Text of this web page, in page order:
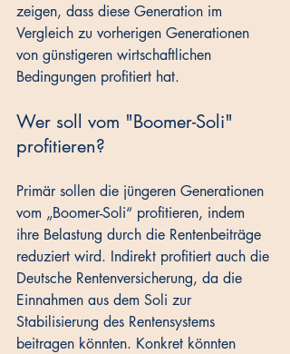
zeigen, dass diese Generation im
Vergleich zu vorherigen Generationen
von günstigeren wirtschaftlichen
Bedingungen profitiert hat.
Wer soll vom "Boomer-Soli"
profitieren?
Primär sollen die jüngeren Generationen
vom „Boomer-Soli“ profitieren, indem
ihre Belastung durch die Rentenbeiträge
reduziert wird. Indirekt profitiert auch die
Deutsche Rentenversicherung, da die
Einnahmen aus dem Soli zur
Stabilisierung des Rentensystems
beitragen könnten. Konkret könnten